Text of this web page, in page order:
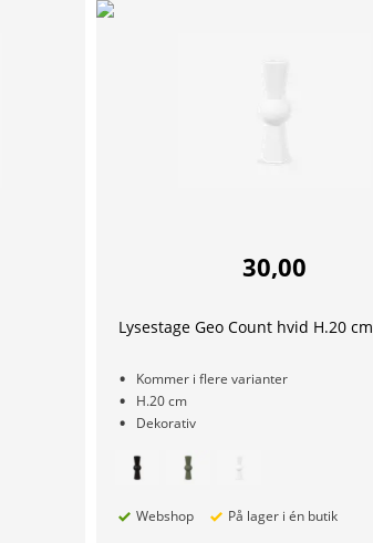
30,00
Lysestage Geo Count hvid H.20 cm
Kommer i flere varianter
H.20 cm
Dekorativ
Webshop På lager i én butik